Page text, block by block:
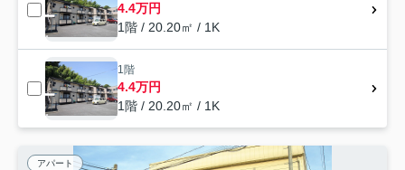
4.4万円
1階 / 20.20㎡ / 1K
1階
4.4万円
1階 / 20.20㎡ / 1K
アパート